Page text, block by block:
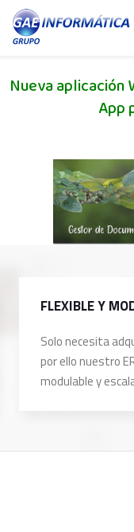
Nueva aplicación
App
FLEXIBLE Y
Solo necesita
por ello nuestro
modulable y